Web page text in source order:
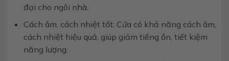
đại cho ngôi nhà.
Cách âm, cách nhiệt tốt: Cửa có khả năng cách âm,
cách nhiệt hiệu quả, giúp giảm tiếng ồn, tiết kiệm
năng lượng.